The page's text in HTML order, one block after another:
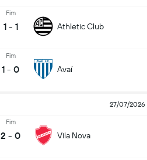
Fim
1 - 1 Athletic Club
Fim
1 - 0 Avaí
27/07/2026
Fim
2 - 0 Vila Nova